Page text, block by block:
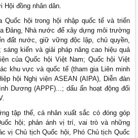
đồng nhân dân.
Quốc hội trong hội nhập quốc tế và triển
Đảng, Nhà nước để xây dựng môi trường
đất nước, giữ vững độc lập, chủ quyền,
sáng kiến và giải pháp nâng cao hiệu quả
của Quốc hội Việt Nam; Quốc hội Việt
khu vực và quốc tế (tham gia Liên minh
hội Nghị viện ASEAN (AIPA), Diễn đàn
Dương (APPF)...; dấu ấn hoạt động đối
tập thể, cá nhân xuất sắc có đóng góp
hội; phản ánh vị trí, vai trò và những
vị Chủ tịch Quốc hội, Phó Chủ tịch Quốc